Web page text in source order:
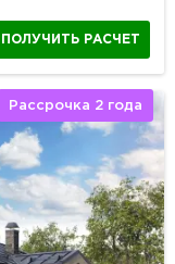
ПОЛУЧИТЬ РАСЧЕТ
Рассрочка 2 года